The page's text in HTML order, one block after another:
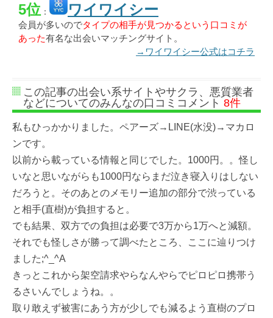
5位 ： ワイワイシー
会員が多いのでタイプの相手が見つかるという口コミが
あった有名な出会いマッチングサイト。
→ワイワイシー公式はコチラ
この記事の出会い系サイトやサクラ、悪質業者
などについてのみんなの口コミコメント 8件
私もひっかかりました。ペアーズ→LINE(水没)→マカロ
ンです。
以前から載っている情報と同じでした。1000円。。怪し
いなと思いながらも1000円ならまだ泣き寝入りはしない
だろうと。そのあとのメモリー追加の部分で渋っている
と相手(直樹)が負担すると。
でも結果、双方での負担は必要で3万から1万へと減額。
それでも怪しさが勝って調べたところ、ここに辿りつけ
ました;^_^A
きっとこれから架空請求やらなんやらでピロピロ携帯う
るさいんでしょうね。。
取り敢えず被害にあう方が少しでも減るよう直樹のプロ